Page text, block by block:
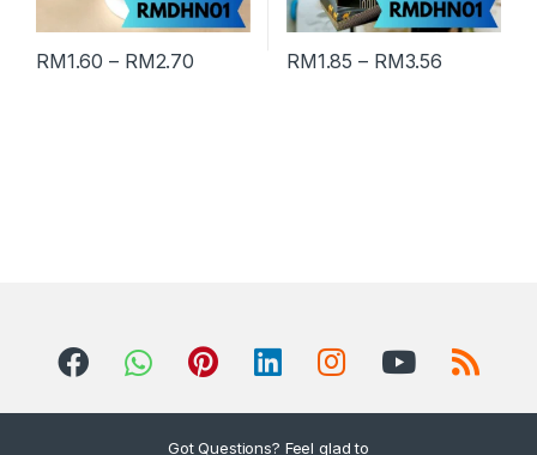
RM1.60 – RM2.70 RM1.85 – RM3.56
Got Questions? Feel glad to